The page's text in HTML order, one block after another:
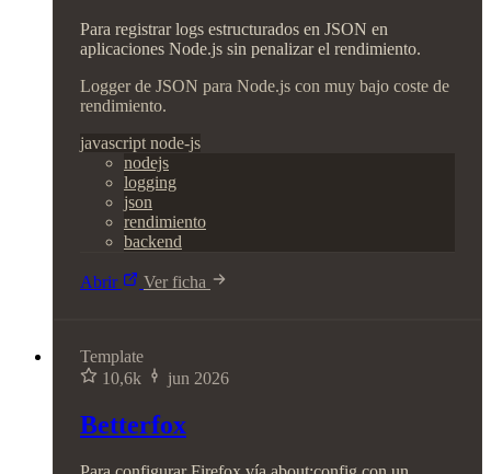
Para registrar logs estructurados en JSON en
aplicaciones Node.js sin penalizar el rendimiento.
Logger de JSON para Node.js con muy bajo coste de
rendimiento.
javascript node-js
nodejs
logging
json
rendimiento
backend
Abrir Ver ficha
Template
10,6k
jun 2026
Betterfox